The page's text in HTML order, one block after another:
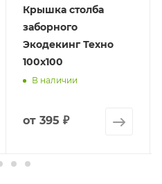
Крышка столба
заборного
Экодекинг Техно
100х100
В наличии
от 395 ₽